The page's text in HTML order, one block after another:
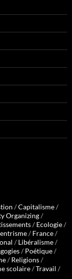
/Capitalisme/
Organizing/
/ Ecologie/
/ France/
/ Libéralisme/
/ Poétique/
/ Religions/
scolaire/Travail /